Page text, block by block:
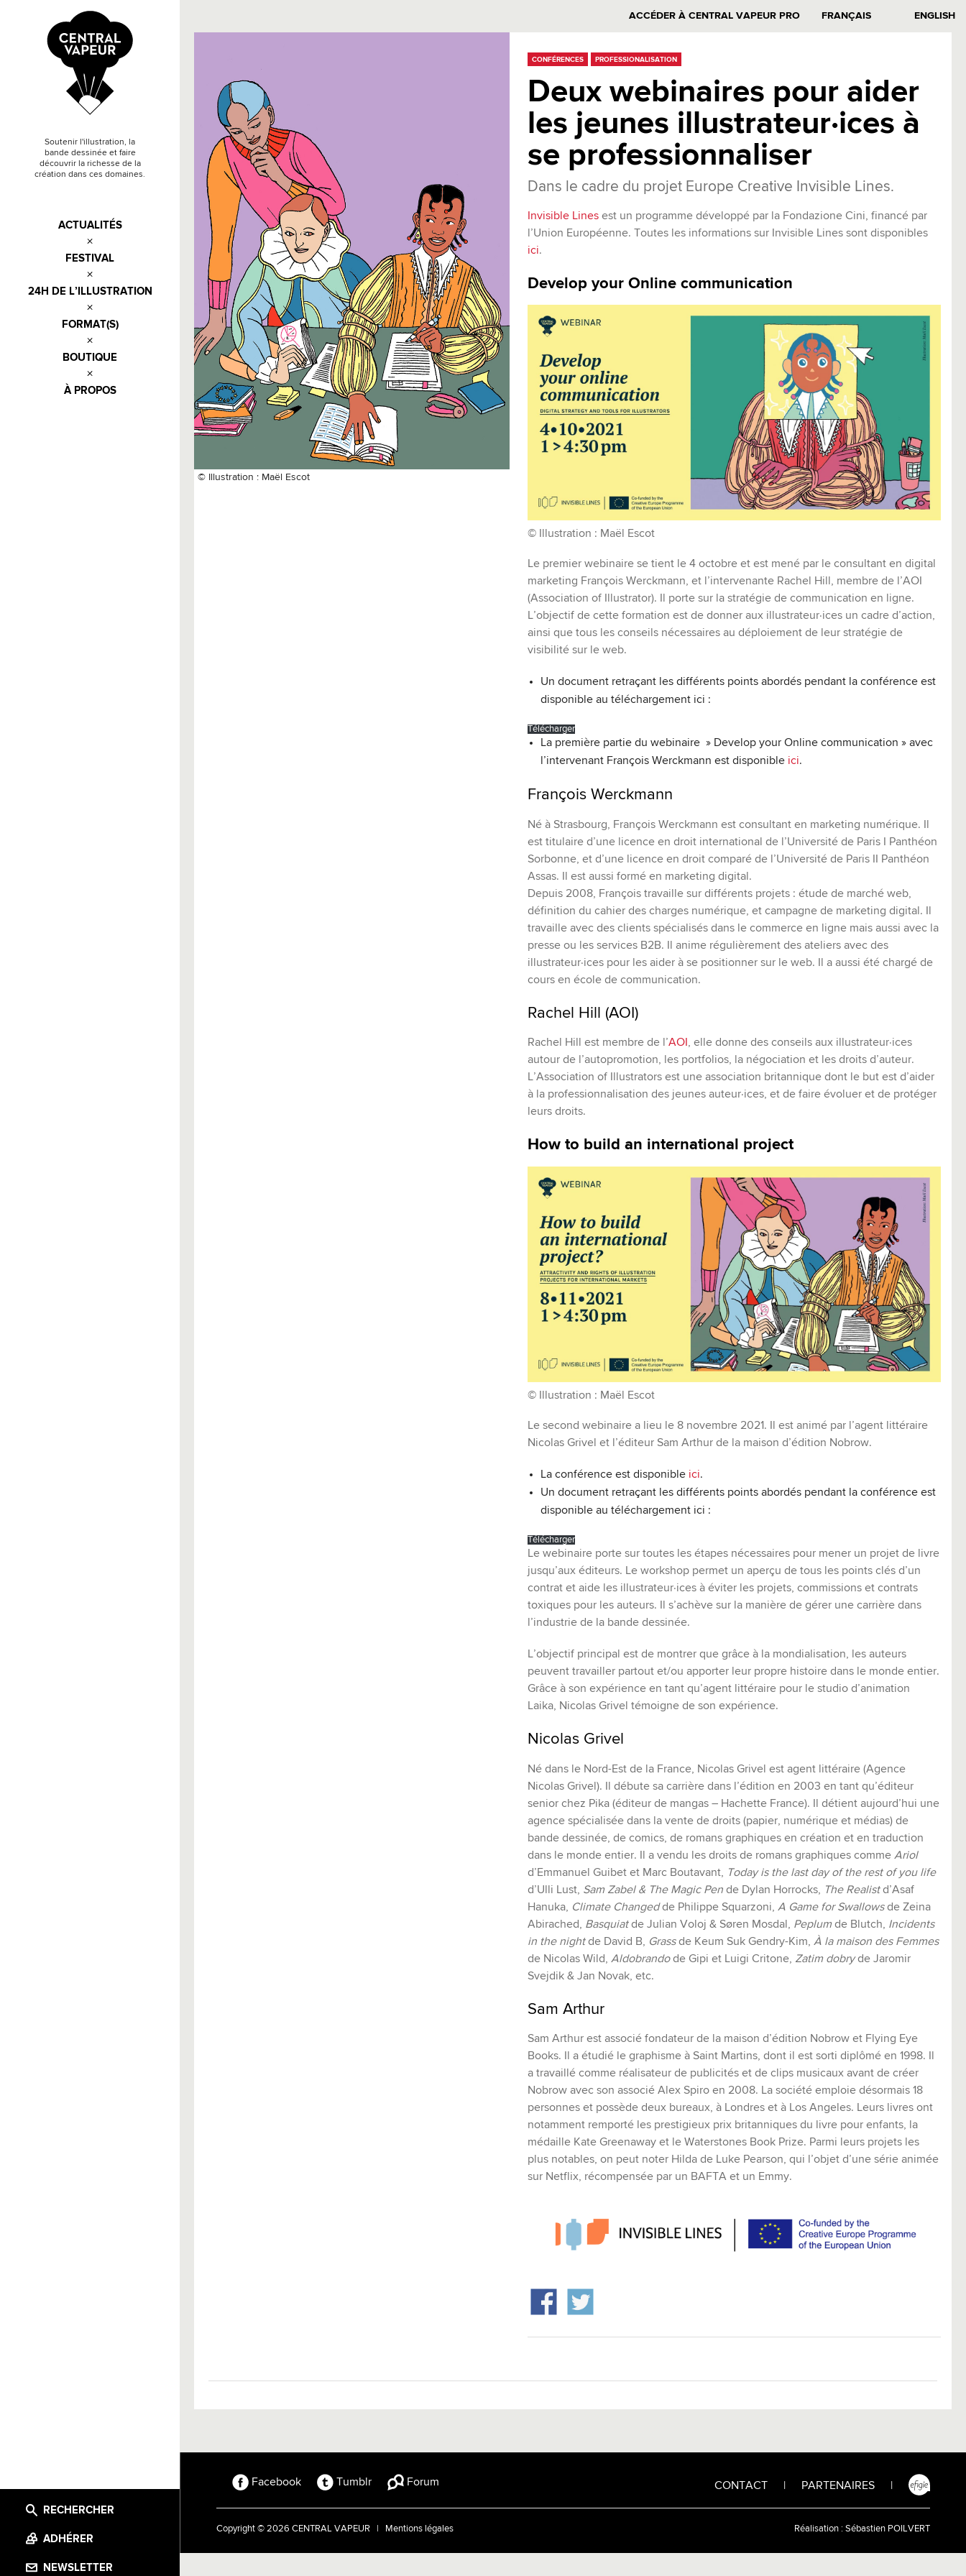
Soutenir l'illustration, la
bande dessinée et faire
découvrir la richesse de la
création dans ces domaines.
ACTUALITÉS
FESTIVAL
24H DE L’ILLUSTRATION
FORMAT(S)
BOUTIQUE
À PROPOS
RECHERCHER
ADHÉRER
NEWSLETTER
ACCÉDER À CENTRAL VAPEUR PRO FRANÇAIS ENGLISH
© Illustration : Maël Escot
CONFÉRENCES PROFESSIONALISATION
Deux webinaires pour aider
les jeunes illustrateur·ices à
se professionnaliser
Dans le cadre du projet Europe Creative Invisible Lines.
Invisible Lines est un programme développé par la Fondazione Cini, financé par
l’Union Européenne. Toutes les informations sur Invisible Lines sont disponibles
ici.
Develop your Online communication
© Illustration : Maël Escot
Le premier webinaire se tient le 4 octobre et est mené par le consultant en digital
marketing François Werckmann, et l’intervenante Rachel Hill, membre de l’AOI
(Association of Illustrator). Il porte sur la stratégie de communication en ligne.
L’objectif de cette formation est de donner aux illustrateur·ices un cadre d’action,
ainsi que tous les conseils nécessaires au déploiement de leur stratégie de
visibilité sur le web.
Un document retraçant les différents points abordés pendant la conférence est
disponible au téléchargement ici :
Télécharger
La première partie du webinaire » Develop your Online communication » avec
l’intervenant François Werckmann est disponible ici.
François Werckmann
Né à Strasbourg, François Werckmann est consultant en marketing numérique. Il
est titulaire d’une licence en droit international de l’Université de Paris I Panthéon
Sorbonne, et d’une licence en droit comparé de l’Université de Paris II Panthéon
Assas. Il est aussi formé en marketing digital.
Depuis 2008, François travaille sur différents projets : étude de marché web,
définition du cahier des charges numérique, et campagne de marketing digital. Il
travaille avec des clients spécialisés dans le commerce en ligne mais aussi avec la
presse ou les services B2B. Il anime régulièrement des ateliers avec des
illustrateur·ices pour les aider à se positionner sur le web. Il a aussi été chargé de
cours en école de communication.
Rachel Hill (AOI)
Rachel Hill est membre de l’AOI, elle donne des conseils aux illustrateur·ices
autour de l’autopromotion, les portfolios, la négociation et les droits d’auteur.
L’Association of Illustrators est une association britannique dont le but est d’aider
à la professionnalisation des jeunes auteur·ices, et de faire évoluer et de protéger
leurs droits.
How to build an international project
© Illustration : Maël Escot
Le second webinaire a lieu le 8 novembre 2021. Il est animé par l’agent littéraire
Nicolas Grivel et l’éditeur Sam Arthur de la maison d’édition Nobrow.
La conférence est disponible ici.
Un document retraçant les différents points abordés pendant la conférence est
disponible au téléchargement ici :
Télécharger
Le webinaire porte sur toutes les étapes nécessaires pour mener un projet de livre
jusqu’aux éditeurs. Le workshop permet un aperçu de tous les points clés d’un
contrat et aide les illustrateur·ices à éviter les projets, commissions et contrats
toxiques pour les auteurs. Il s’achève sur la manière de gérer une carrière dans
l’industrie de la bande dessinée.
L’objectif principal est de montrer que grâce à la mondialisation, les auteurs
peuvent travailler partout et/ou apporter leur propre histoire dans le monde entier.
Grâce à son expérience en tant qu’agent littéraire pour le studio d’animation
Laika, Nicolas Grivel témoigne de son expérience.
Nicolas Grivel
Né dans le Nord-Est de la France, Nicolas Grivel est agent littéraire (Agence
Nicolas Grivel). Il débute sa carrière dans l’édition en 2003 en tant qu’éditeur
senior chez Pika (éditeur de mangas – Hachette France). Il détient aujourd’hui une
agence spécialisée dans la vente de droits (papier, numérique et médias) de
bande dessinée, de comics, de romans graphiques en création et en traduction
dans le monde entier. Il a vendu les droits de romans graphiques commeAriol
d’Emmanuel Guibet et Marc Boutavant, Today is the last day of the rest of you life
d’Ulli Lust, Sam Zabel & The Magic Pen de Dylan Horrocks, The Realistd’Asaf
Hanuka, Climate Changedde Philippe Squarzoni,A Game for Swallowsde Zeina
Abirached, Basquiatde Julian Voloj & Søren Mosdal, Peplumde Blutch, Incidents
in the nightde David B, Grassde Keum Suk Gendry-Kim,À la maison des Femmes
de Nicolas Wild,Aldobrandode Gipi et Luigi Critone, Zatim dobryde Jaromir
Svejdik & Jan Novak, etc.
Sam Arthur
Sam Arthur est associé fondateur de la maison d’édition Nobrow et Flying Eye
Books. Il a étudié le graphisme à Saint Martins, dont il est sorti diplômé en 1998. Il
a travaillé comme réalisateur de publicités et de clips musicaux avant de créer
Nobrow avec son associé Alex Spiro en 2008. La société emploie désormais 18
personnes et possède deux bureaux, à Londres et à Los Angeles. Leurs livres ont
notamment remporté les prestigieux prix britanniques du livre pour enfants, la
médaille Kate Greenaway et le Waterstones Book Prize. Parmi leurs projets les
plus notables, on peut noter Hilda de Luke Pearson, qui l’objet d’une série animée
sur Netflix, récompensée par un BAFTA et un Emmy.
CONTACT PARTENAIRES
Facebook Tumblr Forum
Réalisation : Sébastien POILVERT
Copyright © 2026 CENTRAL VAPEUR | Mentions légales